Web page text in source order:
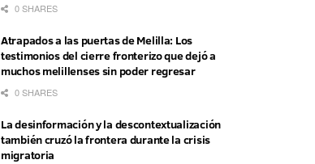
0 SHARES
Atrapados a las puertas de Melilla: Los
testimonios del cierre fronterizo que dejó a
muchos melillenses sin poder regresar
0 SHARES
La desinformación y la descontextualización
también cruzó la frontera durante la crisis
migratoria